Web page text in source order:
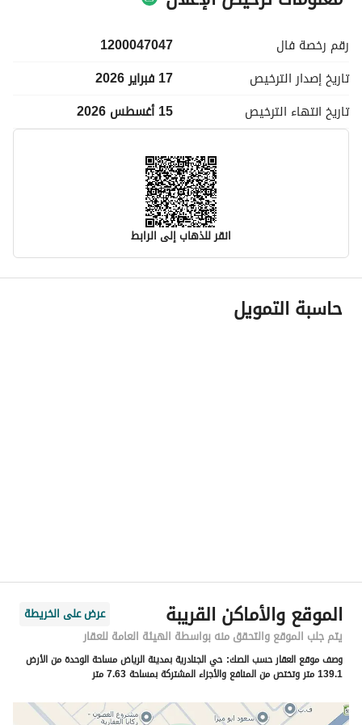
رقم رخصة فال
1200047047
تاريخ إصدار الترخيص
17 فبراير 2026
تاريخ انتهاء الترخيص 15 أغسطس 2026
انقر للذهاب إلى الرابط
معلومات مسؤول الإعلان
اسم المسؤول
رقم المبنى
3933
الرقم الاضافي
7125
خط العرض
24.838176898937377
حاسبة التمويل
الموقع والأماكن القريبة
عرض على الخريطة
يتم جلب الموقع والتحقق منه بواسطة الهيئة العامة للعقار
وصف موقع العقار حسب الصك: حي الجنادرية بمدينة الرياض مساحة الوحدة من الأرض
139.1 متر وتختص من المنافع والأجزاء المشتركة بمساحة 7.63 متر